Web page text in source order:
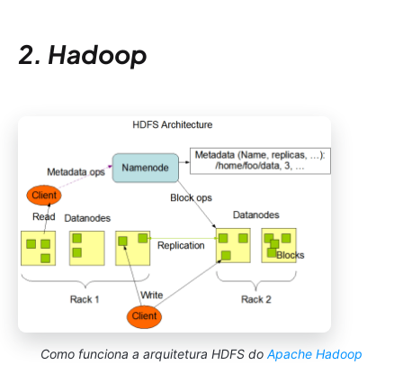
2. Hadoop
Como funciona a arquitetura HDFS do Apache Hadoop